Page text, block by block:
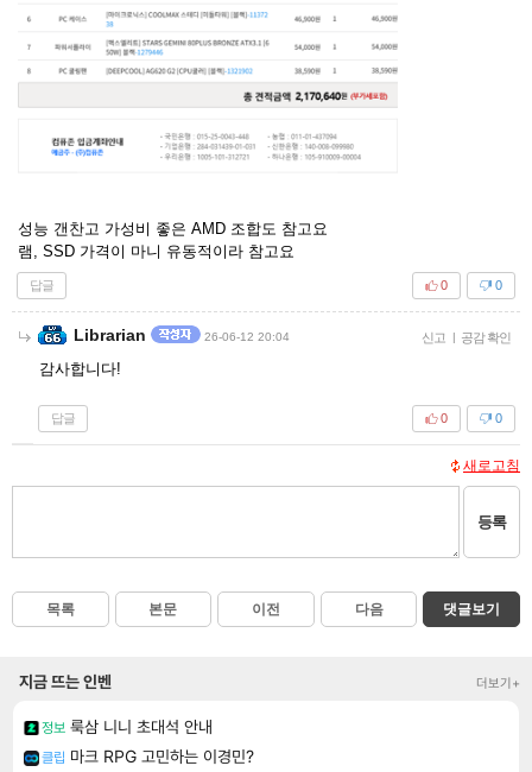
성능 갠찬고 가성비 좋은 AMD 조합도 참고요
램, SSD 가격이 마니 유동적이라 참고요
답글 0
0
Librarian 26-06-12 20:04 신고 | 공감 확인
감사합니다!
답글 0
0
새로고침
등록
목록 본문 이전 다음 댓글보기
지금 뜨는 인벤 더보기+
정보 룩삼 니니 초대석 안내
클립 마크 RPG 고민하는 이경민?